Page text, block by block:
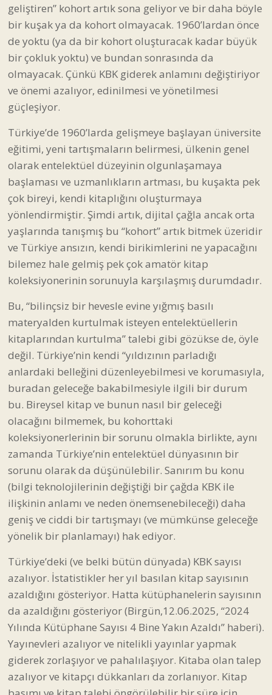
geliştiren” kohort artık sona geliyor ve bir daha böyle
bir kuşak ya da kohort olmayacak. 1960’lardan önce
de yoktu (ya da bir kohort oluşturacak kadar büyük
bir çokluk yoktu) ve bundan sonrasında da
olmayacak. Çünkü KBK giderek anlamını değiştiriyor
ve önemi azalıyor, edinilmesi ve yönetilmesi
güçleşiyor.
Türkiye’de 1960’larda gelişmeye başlayan üniversite
eğitimi, yeni tartışmaların belirmesi, ülkenin genel
olarak entelektüel düzeyinin olgunlaşamaya
başlaması ve uzmanlıkların artması, bu kuşakta pek
çok bireyi, kendi kitaplığını oluşturmaya
yönlendirmiştir. Şimdi artık, dijital çağla ancak orta
yaşlarında tanışmış bu “kohort” artık bitmek üzeridir
ve Türkiye ansızın, kendi birikimlerini ne yapacağını
bilemez hale gelmiş pek çok amatör kitap
koleksiyonerinin sorunuyla karşılaşmış durumdadır.
Bu, “bilinçsiz bir hevesle evine yığmış basılı
materyalden kurtulmak isteyen entelektüellerin
kitaplarından kurtulma” talebi gibi gözükse de, öyle
değil. Türkiye’nin kendi “yıldızının parladığı
anlardaki belleğini düzenleyebilmesi ve korumasıyla,
buradan geleceğe bakabilmesiyle ilgili bir durum
bu. Bireysel kitap ve bunun nasıl bir geleceği
olacağını bilmemek, bu kohorttaki
koleksiyonerlerinin bir sorunu olmakla birlikte, aynı
zamanda Türkiye’nin entelektüel dünyasının bir
sorunu olarak da düşünülebilir. Sanırım bu konu
(bilgi teknolojilerinin değiştiği bir çağda KBK ile
ilişkinin anlamı ve neden önemsenebileceği) daha
geniş ve ciddi bir tartışmayı (ve mümkünse geleceğe
yönelik bir planlamayı) hak ediyor.
Türkiye’deki (ve belki bütün dünyada) KBK sayısı
azalıyor. İstatistikler her yıl basılan kitap sayısının
azaldığını gösteriyor. Hatta kütüphanelerin sayısının
da azaldığını gösteriyor (Birgün,12.06.2025, “2024
Yılında Kütüphane Sayısı 4 Bine Yakın Azaldı” haberi).
Yayınevleri azalıyor ve nitelikli yayınlar yapmak
giderek zorlaşıyor ve pahalılaşıyor. Kitaba olan talep
azalıyor ve kitapçı dükkanları da zorlanıyor. Kitap